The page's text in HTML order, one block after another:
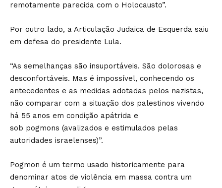
remotamente parecida com o Holocausto”.
Por outro lado, a Articulação Judaica de Esquerda saiu
em defesa do presidente Lula.
“As semelhanças são insuportáveis. São dolorosas e
desconfortáveis. Mas é impossível, conhecendo os
antecedentes e as medidas adotadas pelos nazistas,
não comparar com a situação dos palestinos vivendo
há 55 anos em condição apátrida e
sob pogmons (avalizados e estimulados pelas
autoridades israelenses)”.
Pogmon é um termo usado historicamente para
denominar atos de violência em massa contra um